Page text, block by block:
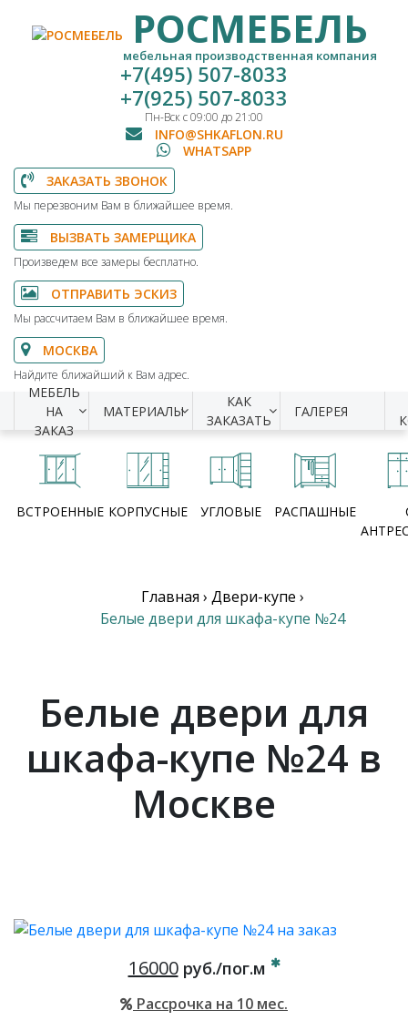
РОСМЕБЕЛЬ
мебельная производственная компания
+7(495) 507-8033
+7(925) 507-8033
Пн-Вск с 09:00 до 21:00
INFO@SHKAFLON.RU
WHATSAPP
ЗАКАЗАТЬ ЗВОНОК
Мы перезвоним Вам в ближайшее время.
ВЫЗВАТЬ ЗАМЕРЩИКА
Произведем все замеры бесплатно.
ОТПРАВИТЬ ЭСКИЗ
Мы рассчитаем Вам в ближайшее время.
МОСКВА
Найдите ближайший к Вам адрес.
МЕБЕЛЬ
НА
ЗАКАЗ
МАТЕРИАЛЫ
КАК
ЗАКАЗАТЬ
ГАЛЕРЕЯ
ВСТРОЕННЫЕ КОРПУСНЫЕ УГЛОВЫЕ РАСПАШНЫЕ
Главная › Двери-купе ›
Белые двери для шкафа-купе №24
Белые двери для
шкафа-купе №24 в
Москве
16000руб./пог.м
Рассрочка на 10 мес.